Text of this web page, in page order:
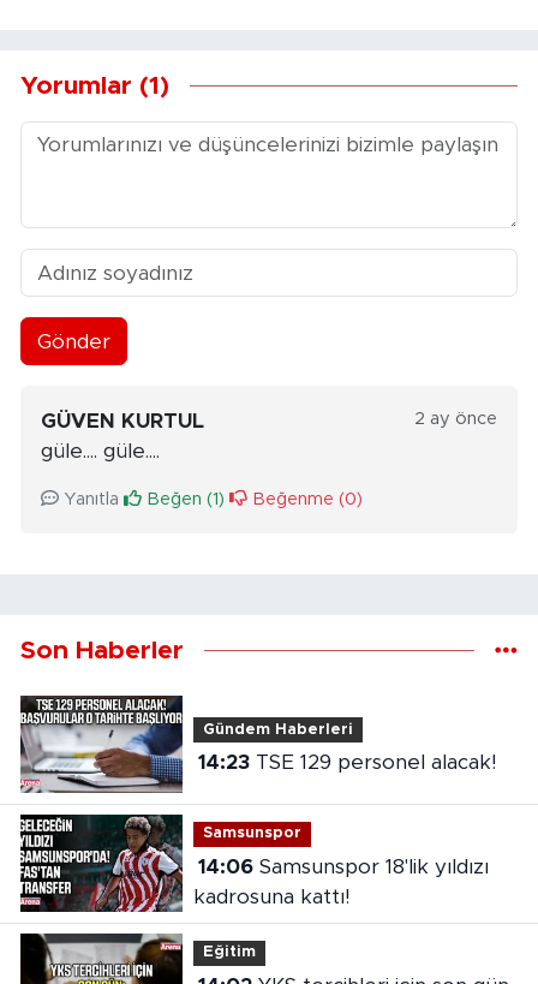
Yorumlar (1)
Gönder
GÜVEN KURTUL 2 ay önce
güle.... güle....
Yanıtla Beğen (1) Beğenme (0)
Son Haberler
Gündem Haberleri
14:23 TSE 129 personel alacak!
Samsunspor
14:06Samsunspor 18'lik yıldızı
kadrosuna kattı!
Eğitim